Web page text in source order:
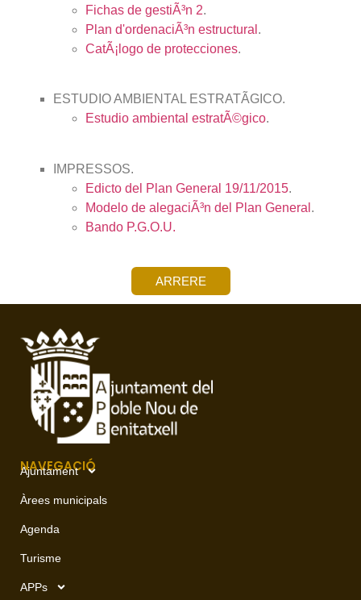
Fichas de gestiÃ³n 2.
Plan d'ordenaciÃ³n estructural .
CatÃ¡logo de protecciones.
ESTUDIO AMBIENTAL ESTRATÃGICO.
Estudio ambiental estratÃ©gico.
IMPRESSOS.
Edicto del Plan General 19/11/2015.
Modelo de alegaciÃ³n del Plan General .
Bando P.G.O.U.
ARRERE
NAVEGACIÓ
Ajuntament
Àrees municipals
Agenda
Turisme
APPs